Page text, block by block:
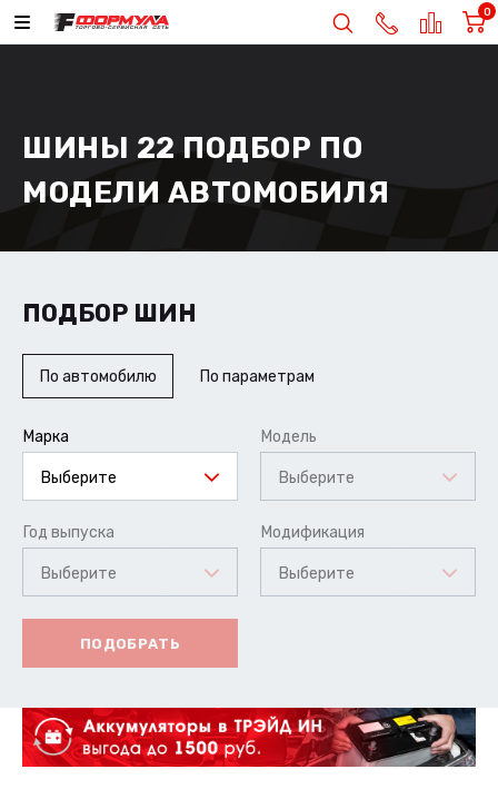
0
ШИНЫ 22 ПОДБОР ПО
МОДЕЛИ АВТОМОБИЛЯ
ПОДБОР ШИН
По автомобилю По параметрам
Марка
Выберите
Модель
Выберите
Год выпуска
Выберите
Модификация
Выберите
ПОДОБРАТЬ